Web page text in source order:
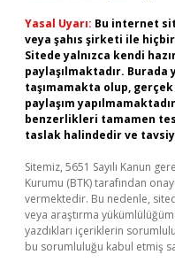
Yasal Uyarı: Bu internet
veya şahıs şirketi ile
Sitede yalnızca kendi
paylaşılmaktadır.
taşımamakta olup,
paylaşım
benzerlikleri tamamen
taslak halindedir ve
Sitemiz, 5651 Sayılı Kanun
Kurumu (BTK) tarafından
vermektedir. Bu nedenle,
veya araştırma
yazdıkları içeriklerin
bu sorumluluğu kabul etmiş